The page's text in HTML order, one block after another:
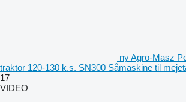
ny Agro-Masz
traktor 120-130 k.s. SN300 Såmaskine til
17
VIDEO